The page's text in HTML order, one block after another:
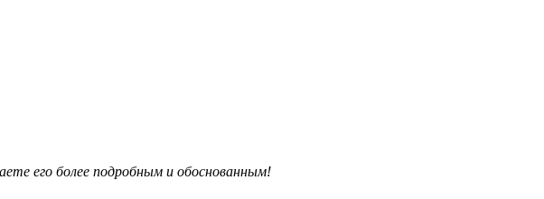
его более подробным и обоснованным!